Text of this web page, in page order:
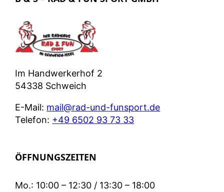
Im Handwerkerhof 2
54338 Schweich
E-Mail: mail@rad-und-funsport.de
Telefon: +49 6502 93 73 33
ÖFFNUNGSZEITEN
Mo.: 10:00 – 12:30 / 13:30 – 18:00